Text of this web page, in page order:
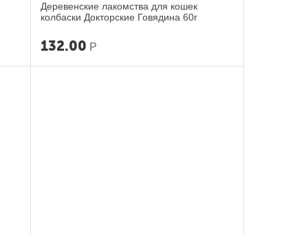
Деревенские лакомства для кошек
колбаски Докторские Говядина 60г
132.00 Р